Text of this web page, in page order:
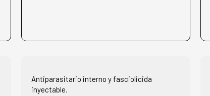
Antiparasitario interno y fasciolicida
inyectable.